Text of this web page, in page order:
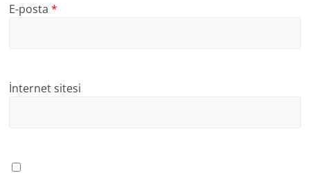
E-posta*
İnternet sitesi